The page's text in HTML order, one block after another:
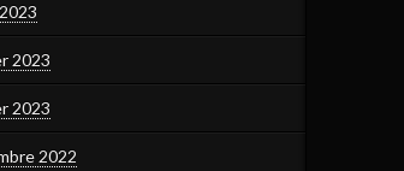
2023
2023
2022